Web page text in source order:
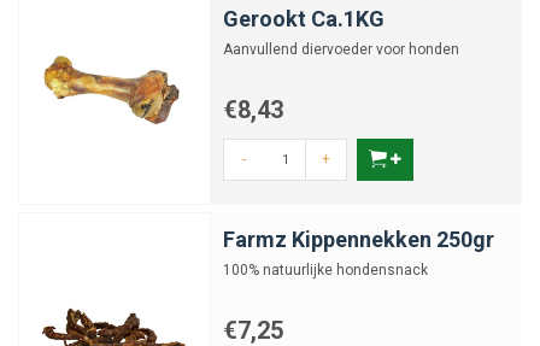
Gerookt Ca.1KG
Aanvullend diervoeder voor honden
€8,43
- +
Farmz Kippennekken 250gr
100% natuurlijke hondensnack
€7,25